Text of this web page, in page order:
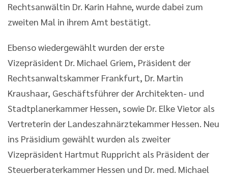
Rechtsanwältin Dr. Karin Hahne, wurde dabei zum
zweiten Mal in ihrem Amt bestätigt.
Ebenso wiedergewählt wurden der erste
Vizepräsident Dr. Michael Griem, Präsident der
Rechtsanwaltskammer Frankfurt, Dr. Martin
Kraushaar, Geschäftsführer der Architekten- und
Stadtplanerkammer Hessen, sowie Dr. Elke Vietor als
Vertreterin der Landeszahnärztekammer Hessen. Neu
ins Präsidium gewählt wurden als zweiter
Vizepräsident Hartmut Ruppricht als Präsident der
Steuerberaterkammer Hessen und Dr. med. Michael